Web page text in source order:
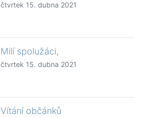
čtvrtek 15. dubna 2021
Milí spolužáci,
čtvrtek 15. dubna 2021
Vítání občánků